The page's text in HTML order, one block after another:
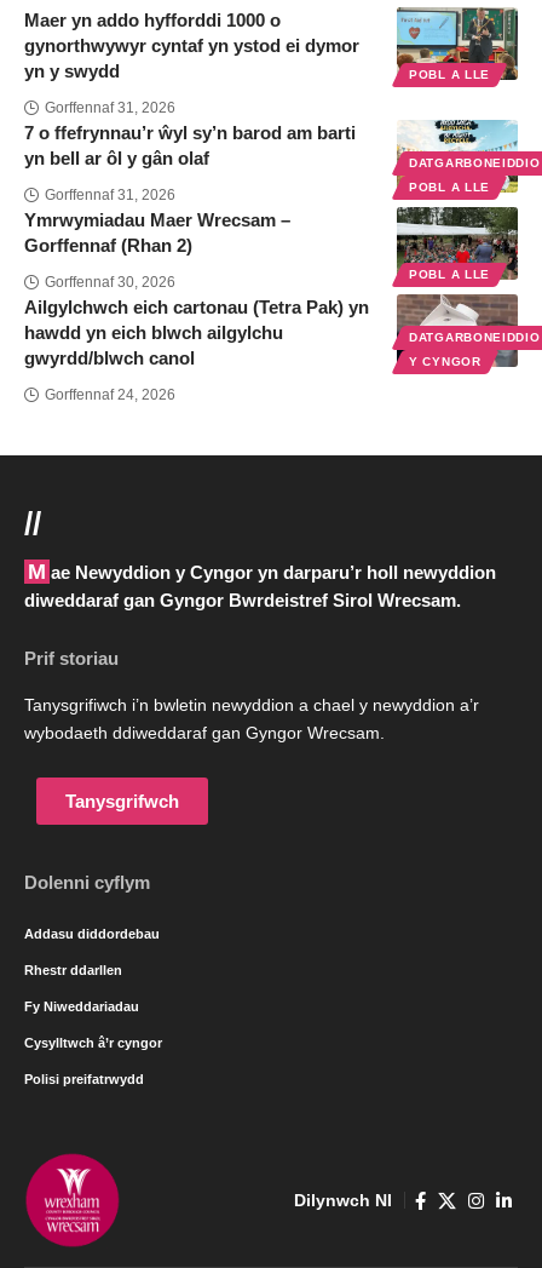
POBL A LLE
Maer yn addo hyfforddi 1000 o
gynorthwywyr cyntaf yn ystod ei dymor
yn y swydd
Gorffennaf 31, 2026
POBL A LLE
7 o ffefrynnau’r ŵyl sy’n barod am barti
yn bell ar ôl y gân olaf
Gorffennaf 31, 2026
POBL A LLE
Ymrwymiadau Maer Wrecsam –
Gorffennaf (Rhan 2)
Gorffennaf 30, 2026
Y CYNGOR
Ailgylchwch eich cartonau (Tetra Pak) yn
hawdd yn eich blwch ailgylchu
gwyrdd/blwch canol
Gorffennaf 24, 2026
//
Mae Newyddion y Cyngor yn darparu’r holl newyddion
diweddaraf gan Gyngor Bwrdeistref Sirol Wrecsam.
Prif storiau
Tanysgrifiwch i’n bwletin newyddion a chael y newyddion a’r
wybodaeth ddiweddaraf gan Gyngor Wrecsam.
Tanysgrifwch
Dolenni cyflym
Addasu diddordebau
Rhestr ddarllen
Fy Niweddariadau
Cysylltwch â’r cyngor
Polisi preifatrwydd
Dilynwch NI